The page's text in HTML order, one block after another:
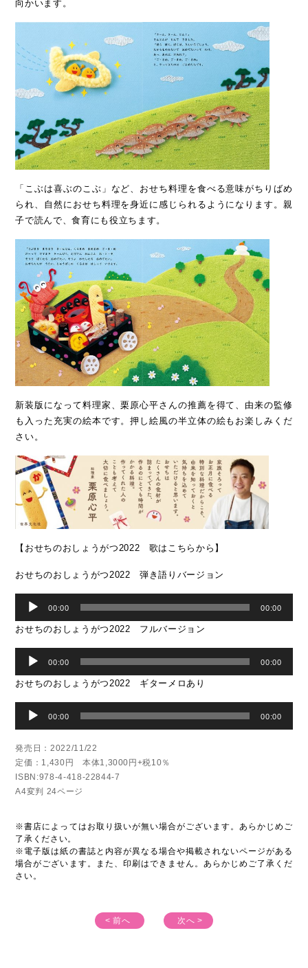
向かいます。
「こぶは喜ぶのこぶ」など、おせち料理を食べる意味がちりばめ
られ、自然におせち料理を身近に感じられるようになります。親
子で読んで、食育にも役立ちます。
新装版になって料理家、栗原心平さんの推薦を得て、由来の監修
も入った充実の絵本です。押し絵風の半立体の絵もお楽しみくだ
さい。
【おせちのおしょうがつ2022 歌はこちらから】
おせちのおしょうがつ2022 弾き語りバージョン
プ
ー
00:00 00:00
おせちのおしょうがつ2022 フルバージョン
プ
00:00 00:00
おせちのおしょうがつ2022 ギターメロあり
レ
ー
ヤ
ー
00:00 00:00
発売日：2022/11/22
定価：1,430円 本体1,3000円+税10％
ISBN:978-4-418-22844-7
A4変判 24ページ
※書店によってはお取り扱いが無い場合がございます。あらかじめご
了承ください。
※電子版は紙の書誌と内容が異なる場合や掲載されないページがある
場合がございます。また、印刷はできません。あらかじめご了承くだ
さい。
< 前へ 次へ >